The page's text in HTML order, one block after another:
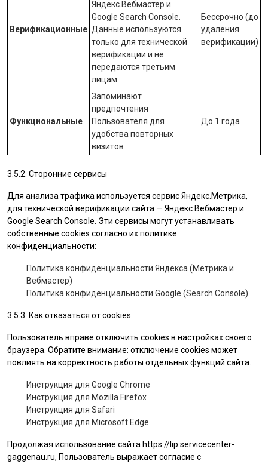
Верификационные
Яндекс.Вебмастер и
Google Search Console
Данные используются
только для технической
верификации и не
передаются третьим
лицам
Бессрочно (до
удаления
верификации)
Функциональные
Запоминают
предпочтения
Пользователя для
удобства повторных
визитов
До 1 года
3.5.2. Сторонние сервисы
Для анализа трафика используется сервис Яндекс.Метрика,
для технической верификации сайта — Яндекс.Вебмастер и
Google Search Console. Эти сервисы могут устанавливать
собственные cookies согласно их политике
конфиденциальности:
Политика конфиденциальности Яндекса (Метрика и
Вебмастер)
Политика конфиденциальности Google (Search Console)
3.5.3. Как отказаться от cookies
Пользователь вправе отключить cookies в настройках своего
браузера. Обратите внимание: отключение cookies может
повлиять на корректность работы отдельных функций сайта.
Инструкция для Google Chrome
Инструкция для Mozilla Firefox
Инструкция для Safari
Инструкция для Microsoft Edge
Продолжая использование сайта https://lip.servicecenter-
gaggenau.ru, Пользователь выражает согласие с